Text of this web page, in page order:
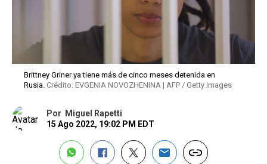
Brittney Griner ya tiene más de cinco meses detenida en
Rusia. Crédito: EVGENIA NOVOZHENINA | AFP / Getty Images
Por
Miguel Rapetti
15 Ago 2022, 19:02 PM EDT